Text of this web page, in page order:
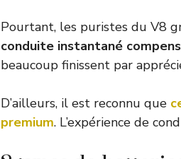
Pourtant, les puristes du V8
conduite instantané
beaucoup finissent par
D’ailleurs, il est reconnu que
premium. L’expérience de